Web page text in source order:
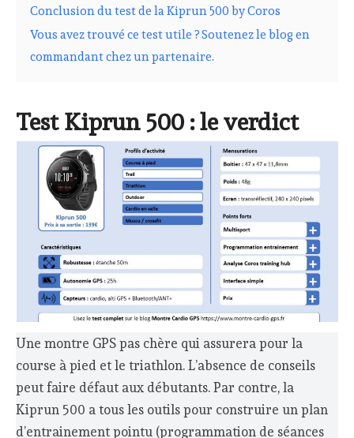
Conclusion du test de la Kiprun 500 by Coros
Vous avez trouvé ce test utile ? Soutenez le blog en
commandant chez un partenaire.
Test Kiprun 500 : le verdict
Une montre GPS pas chère qui assurera pour la
course à pied et le triathlon. L’absence de conseils
peut faire défaut aux débutants. Par contre, la
Kiprun 500 a tous les outils pour construire un plan
d’entrainement pointu (programmation de séances